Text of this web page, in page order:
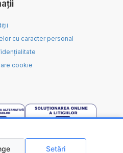
Setări
cu caracter personal
cookie